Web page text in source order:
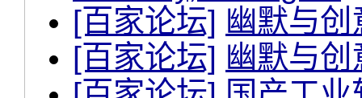
[百家论坛] 幽默与
[百家论坛] 幽默与